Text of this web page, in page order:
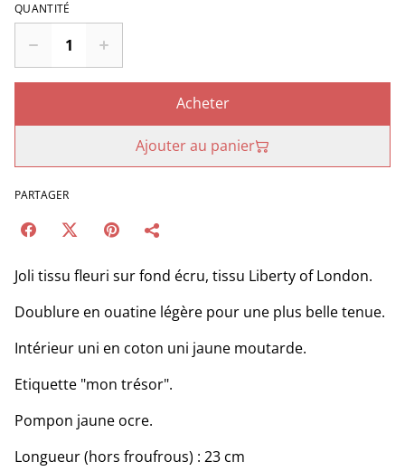
QUANTITÉ
Acheter
Ajouter au panier
PARTAGER
Joli tissu fleuri sur fond écru, tissu Liberty of London.
Doublure en ouatine légère pour une plus belle tenue.
Intérieur uni en coton uni jaune moutarde.
Etiquette "mon trésor".
Pompon jaune ocre.
Longueur (hors froufrous) : 23 cm